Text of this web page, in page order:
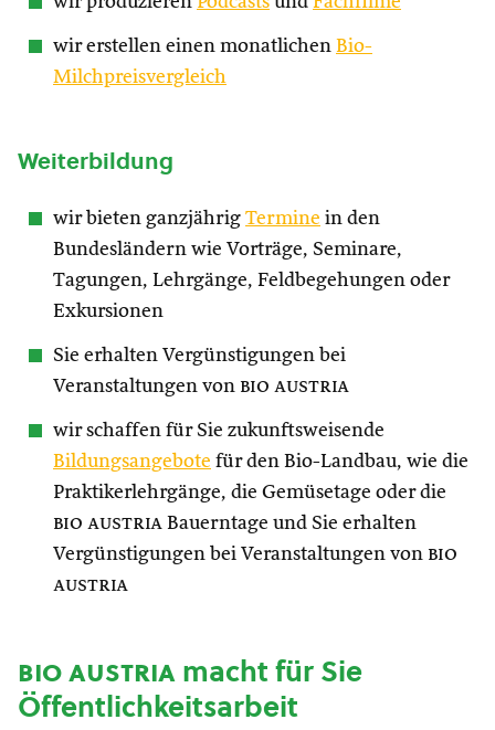
wir erstellen einen monatlichen Bio-
Milchpreisvergleich
Weiterbildung
wir bieten ganzjährig Termine in den
Bundesländern wie Vorträge, Seminare,
Tagungen, Lehrgänge, Feldbegehungen oder
Exkursionen
Sie erhalten Vergünstigungen bei
Veranstaltungen von bio austria
wir schaffen für Sie zukunftsweisende
Bildungsangebote für den Bio-Landbau, wie die
Praktikerlehrgänge, die Gemüsetage oder die
bio austria Bauerntage und Sie erhalten
Vergünstigungen bei Veranstaltungen von bio
austria
bio austriamacht für Sie
Öffentlichkeitsarbeit